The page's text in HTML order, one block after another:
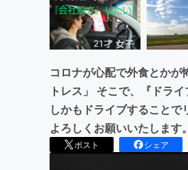
コロナが心配で外食とか
トレス」 そこで、『ドラ
しかもドライブすること
よろしくお願いいたします。
ポスト シェア